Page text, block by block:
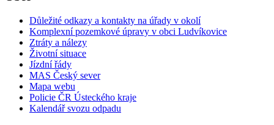
Důležité odkazy a kontakty na úřady v okolí
Komplexní pozemkové úpravy v obci Ludvíkovice
Ztráty a nálezy
Životní situace
Jízdní řády
MAS Český sever
Mapa webu
Policie ČR Ústeckého kraje
Kalendář svozu odpadu